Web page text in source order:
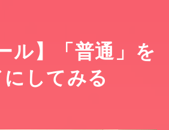
ル】「普通」を
してみる